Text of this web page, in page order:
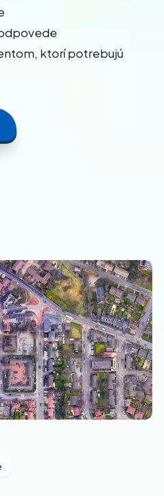
ktorí potrebujú